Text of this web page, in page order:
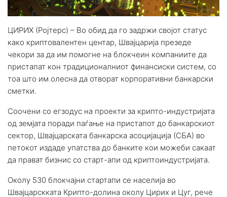
ЦИРИХ (Ројтерс) – Во обид да го задржи својот статус
како криптовалентен центар, Швајцарија презеде
чекори за да им помогне на блокчеин компаниите да
пристапат кон традиционалниот финансиски систем, со
тоа што им олесна да отворат корпоративни банкарски
сметки.
Соочени со егзодус на проекти за крипто-индустријата
од земјата поради паѓање на пристапот до банкарскиот
сектор, Швајцарската банкарска асоцијација (СБА) во
петокот издаде упатства до банките кои можеби сакаат
да прават бизнис со старт-апи од криптоиндустријата.
Околу 530 блокчајни стартапи се населија во
Швајцарскката Крипто-долина околу Цирих и Цуг, рече